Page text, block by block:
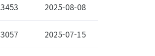
3453 2025-08-08
3057 2025-07-15